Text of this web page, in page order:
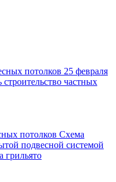
потолков 25 февраля
частных
потолков Схема
подвесной системой
грильято